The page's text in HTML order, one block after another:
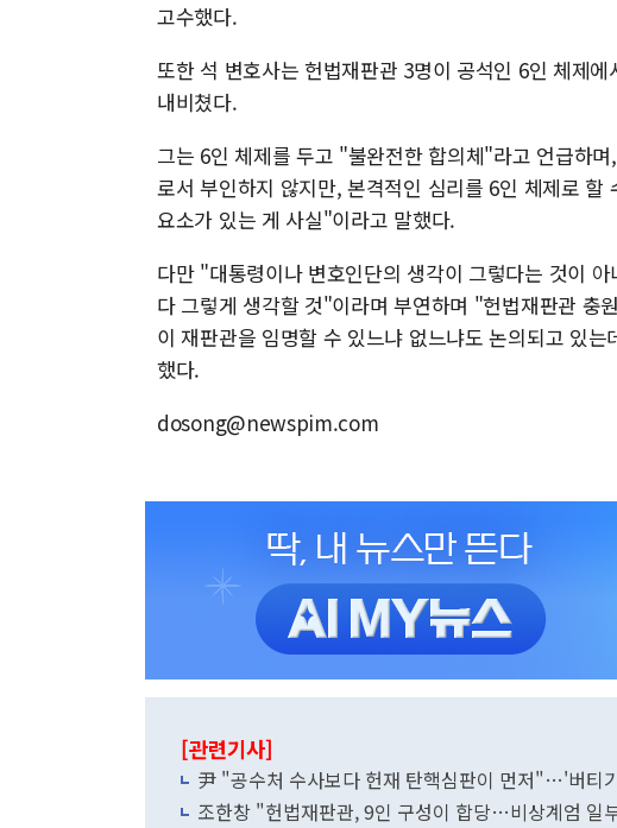
고수했다.
또한 석 변호사는 헌법재판관 3명이 공석인 6인 체제
내비쳤다.
그는 6인 체제를 두고 "불완전한 합의체"라고 언급하
로서 부인하지 않지만, 본격적인 심리를 6인 체제로
요소가 있는 게 사실"이라고 말했다.
다만 "대통령이나 변호인단의 생각이 그렇다는 것이
다 그렇게 생각할 것"이라며 부연하며 "헌법재판관 충
이 재판관을 임명할 수 있느냐 없느냐도 논의되고 있
했다.
dosong@newspim.com
[관련기사]
尹 "공수처 수사보다 헌재 탄핵심판이 먼저"…'버티
조한창 "헌법재판관, 9인 구성이 합당…비상계엄 일